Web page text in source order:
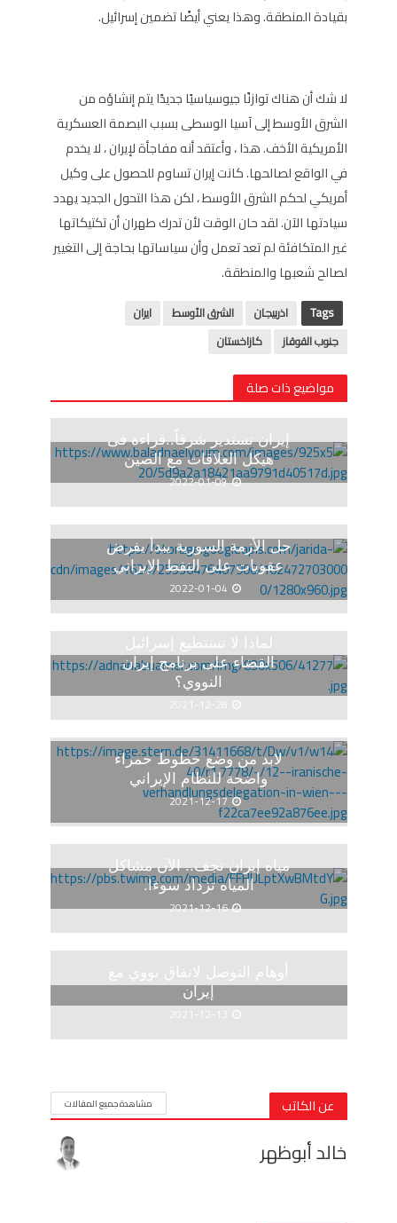
بقيادة المنطقة. وهذا يعني أيضًا تضمين إسرائيل.
لا شك أن هناك توازنًا جيوسياسيًا جديدًا يتم إنشاؤه من
الشرق الأوسط إلى آسيا الوسطى بسبب البصمة العسكرية
الأمريكية الأخف. هذا ، وأعتقد أنه مفاجأة لإيران ، لا يخدم
في الواقع لصالحها. كانت إيران تساوم للحصول على وكيل
أمريكي لحكم الشرق الأوسط ، لكن هذا التحول الجديد يهدد
سيادتها الآن. لقد حان الوقت لأن تدرك طهران أن تكتيكاتها
غير المتكافئة لم تعد تعمل وأن سياساتها بحاجة إلى التغيير
لصالح شعبها والمنطقة.
Tags اذربيجان الشرق الأوسط
ايران
جنوب القوقاز
كازاخستان
مواضيع ذات صلة
إيران تستدير شرقاً..قراءة فى
هيكل العلاقات مع الصين
2022-01-09
حل الأزمة السورية يبدأ بفرض
عقوبات على النفط الإيراني
2022-01-04
لماذا لا تستطيع إسرائيل
القضاء على برنامج إيران
النووي؟
2021-12-28
لابد من وضع خطوط حمراء
واضحة للنظام الإيراني
2021-12-17
مياه إيران تجف.. الآن مشاكل
المياه تزداد سوءا.
2021-12-16
أوهام التوصل لاتفاق نووي مع
إيران
2021-12-13
عن الكاتب مشاهدة جميع المقالات
خالد أبوظهر